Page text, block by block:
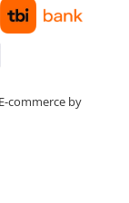
commerce by